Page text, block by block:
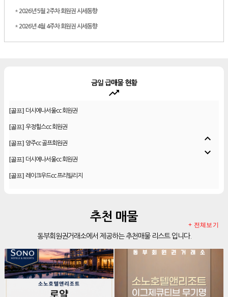
* 2026년 5월 2주차 회원권 시세동향
* 2026년 4월 4주차 회원권 시세동향
금일 급매물 현황
trending_up
리솜리조트 제천 54평 법인 무기명 회원제
테디밸리cc 회원권 분양
[골프]아름다운cc 회원권
[리조트]안토리조트 130평 개인 무기명
[리조트] 한화 안토 77평 등기 기명
expand_less
expand_more
추천 매물
동부회원권거래소에서 제공하는 추천매물 리스트 입니다.
+ 전체보기